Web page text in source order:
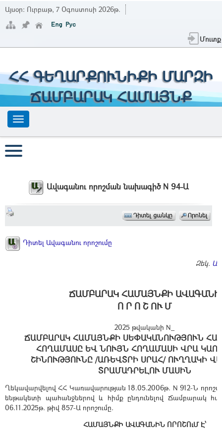
Այսօր: Ուրբաթ, 7 Օգոստոսի 2026թ.
Մուտք
ՀՀ ԳԵՂԱՐՔՈՒՆԻՔԻ ՄԱՐԶԻ
ՃԱՄԲԱՐԱԿ ՀԱՄԱՅՆՔ
Ավագանու որոշման նախագիծ N 94-Ա
Դիտել Ավագանու որոշումը
Զեկ.
ՃԱՄԲԱՐԱԿ ՀԱՄԱՅՆՔԻ ԱՎԱԳԱՆԻ
Ո Ր Ո Շ ՈՒ Մ
2025 թվականի N_
ՃԱՄԲԱՐԱԿ ՀԱՄԱՅՆՔԻ ՍԵՓԱԿԱՆՈՒԹՅՈՒՆ
ՀՈՂԱՄԱՍԸ ԵՎ ՆՈՒՅՆ ՀՈՂԱՄԱՍԻ ՎՐԱ
ՇԻՆՈՒԹՅՈՒՆԸ /ԱՌԵՎՏՐԻ ՍՐԱՀ/ ՈՒՂՂԱԿԻ
ՏՐԱՄԱԴՐԵԼՈՒ ՄԱՍԻՆ
Ղեկավարվելով ՀՀ Կառավարության 18.05.2006թ. N 912-Ն
ենթակետի պահանջներով և հիմք ընդունելով Ճամբարակ
06.11.2025թ. թիվ 857-Ա որոշումը.
ՀԱՄԱՅՆՔԻ ԱՎԱԳԱՆԻՆ ՈՐՈՇՈւՄ Է՝